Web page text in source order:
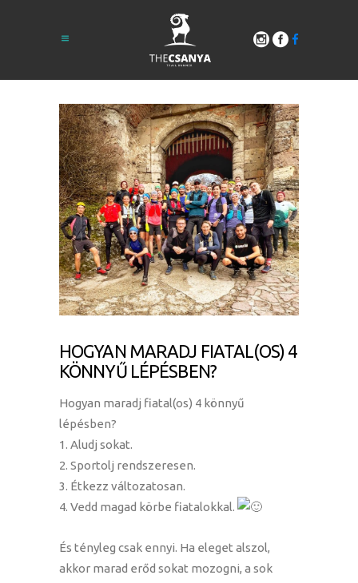
HOGYAN MARADJ FIATAL(OS) 4
KÖNNYŰ LÉPÉSBEN?
Hogyan maradj fiatal(os) 4 könnyű
lépésben?
1. Aludj sokat.
2. Sportolj rendszeresen.
3. Étkezz változatosan.
4. Vedd magad körbe fiatalokkal.
És tényleg csak ennyi. Ha eleget alszol,
akkor marad erőd sokat mozogni, a sok